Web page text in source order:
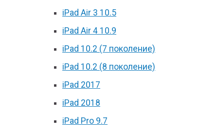
iPad Air 3 10.5
iPad Air 4 10.9
iPad 10.2 (7 поколение)
iPad 10.2 (8 поколение)
iPad 2017
iPad 2018
iPad Pro 9.7